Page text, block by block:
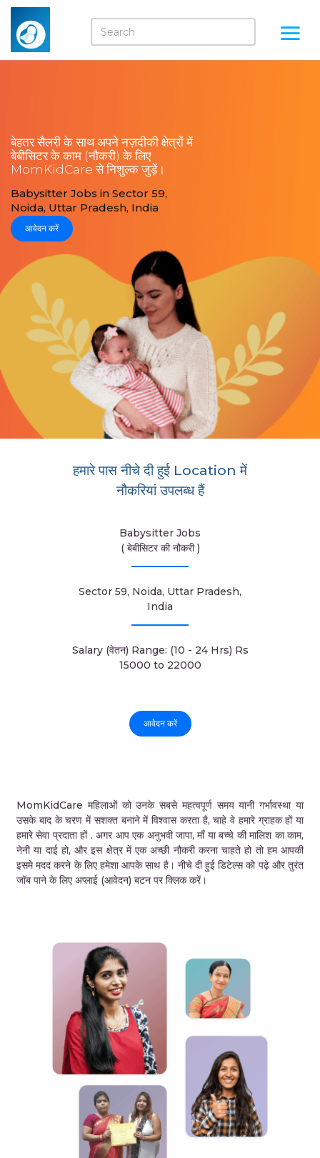
बेहतर सैलरी के साथ अपने नज़दीकी क्षेत्रों में
बेबीसिटर के काम (नौकरी) के लिए
MomKidCare से निशुल्क जुड़ें।
Babysitter Jobs in Sector 59,
Noida, Uttar Pradesh, India
आवेदन करें
हमारे पास नीचे दी हुई Location में
नौकरियां उपलब्ध हैं
Babysitter Jobs
( बेबीसिटर की नौकरी )
Sector 59, Noida, Uttar Pradesh,
India
Salary (वेतन) Range: (10 - 24 Hrs) Rs
15000 to 22000
आवेदन करें
MomKidCare महिलाओं को उनके सबसे महत्वपूर्ण समय यानी गर्भावस्था या
उसके बाद के चरण में सशक्त बनाने में विश्वास करता है, चाहे वे हमारे ग्राहक हों या
हमारे सेवा प्रदाता हों . अगर आप एक अनुभवी जापा, माँ या बच्चे की मालिश का काम,
नेनी या दाई हो, और इस क्षेत्र में एक अच्छी नौकरी करना चाहते हो तो हम आपकी
इसमे मदद करने के लिए हमेशा आपके साथ है। नीचे दी हुई डिटेल्स को पढ़े और तुरंत
जॉब पाने के लिए अप्लाई (आवेदन) बटन पर क्लिक करें।